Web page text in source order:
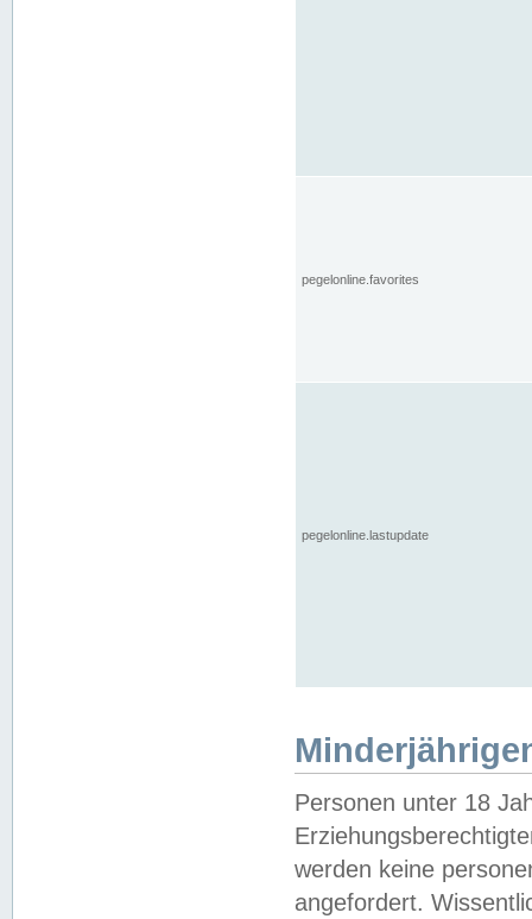
pegelonline.favorites
pegelonline.lastupdate
Personen unter 18
werden keine
angefordert.